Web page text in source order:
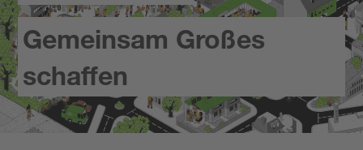
Gemeinsam Großes
schaffen